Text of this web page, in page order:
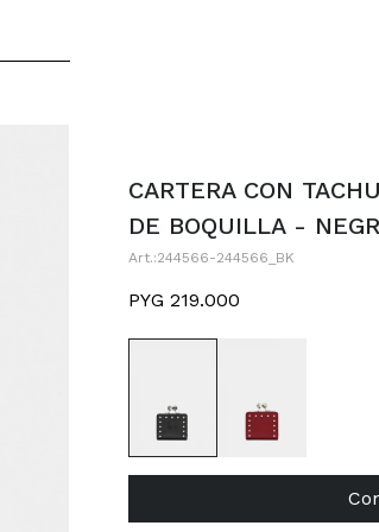
CARTERA CON
DE BOQUILLA -
244566-244566_BK
PYG 219.000